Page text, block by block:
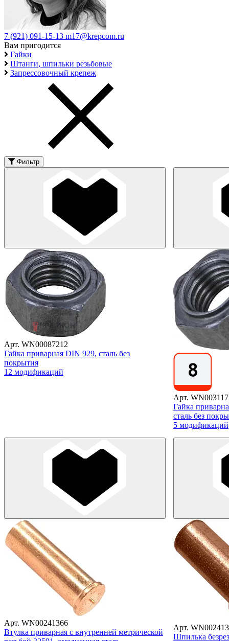
7 (921) 091-15-13 m17@krepcom.ru
Вам пригодится
Гайки
Штанги, шпильки резьбовые
Запрессовочный крепеж
Фильтр
Арт. WN00087212
Гайка приварная DIN 929, сталь без
покрытия
12 модификаций
Арт.
Гайка
сталь без
5 модификаций
Арт. WN00241366
Втулка приварная с внутренней метрической
Арт.
Шпилька